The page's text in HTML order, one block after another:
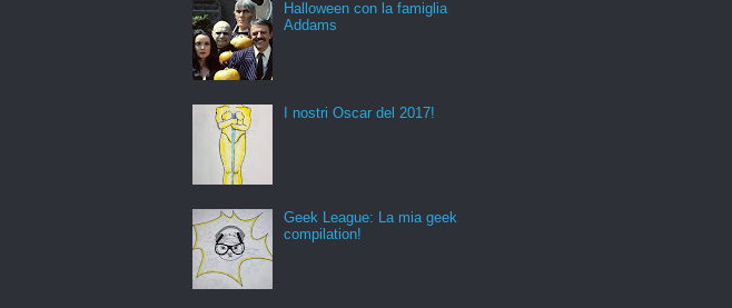
Halloween con la famiglia
Addams
I nostri Oscar del 2017!
Geek League: La mia geek
compilation!